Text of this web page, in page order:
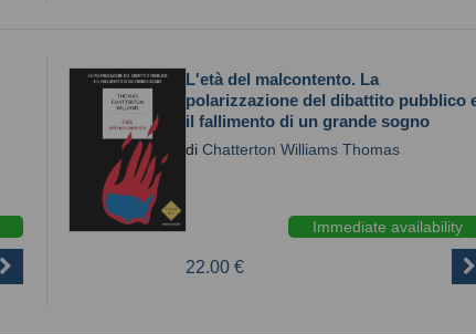
L'età del malcontento. La
polarizzazione del dibattito pubblico
il fallimento di un grande sogno
di Chatterton Williams Thomas
Immediate availability
22.00 €